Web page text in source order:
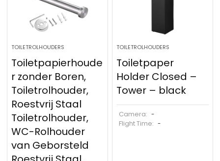
TOILETROLHOUDERS
Toiletpapierhoude
r zonder Boren,
Toiletrolhouder,
Roestvrij Staal
Toiletrolhouder,
WC-Rolhouder
van Geborsteld
TOILETROLHOUDERS
Toiletpaper
Holder Closed –
Tower – black
Camera: -
Flight Time: -